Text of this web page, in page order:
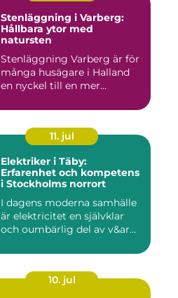
Stenläggning i Varberg:
Hållbara ytor med
natursten
Stenläggning Varberg är för
många husägare i Halland
en nyckel till en mer...
11. jul
Elektriker i Täby:
Erfarenhet och kompetens
i Stockholms norrort
I dagens moderna samhälle
är elektricitet en självklar
och oumbärlig del av v&ar...
10. jul